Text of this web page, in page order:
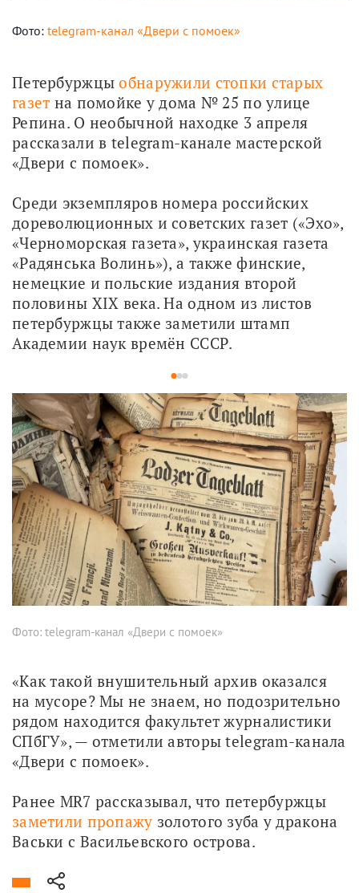
Фото: telegram-канал «Двери с помоек»
Петербуржцы обнаружили стопки старых
газет на помойке у дома № 25 по улице
Репина. О необычной находке 3 апреля
рассказали в telegram-канале мастерской
«Двери с помоек».
Среди экземпляров номера российских
дореволюционных и советских газет («Эхо»,
«Черноморская газета», украинская газета
«Радянська Волинь»), а также финские,
немецкие и польские издания второй
половины XIX века. На одном из листов
петербуржцы также заметили штамп
Академии наук времён СССР.
123
Фото: telegram-канал «Двери с помоек»
«Как такой внушительный архив оказался
на мусоре? Мы не знаем, но подозрительно
рядом находится факультет журналистики
СПбГУ», — отметили авторы telegram-канала
«Двери с помоек».
Ранее MR7 рассказывал, что петербуржцы
заметили пропажу золотого зуба у дракона
Васьки с Васильевского острова.